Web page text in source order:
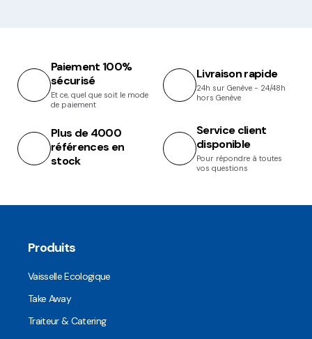
Paiement 100%
sécurisé
Et ce, quel que soit le mode
de paiement
Livraison rapide
24h sur Genève - 24/48h
hors Genève
Plus de 4000
références en
stock
Service client
disponible
Pour répondre à toutes
vos questions
Produits
Vaisselle Ecologique
Take Away
Traiteur & Catering